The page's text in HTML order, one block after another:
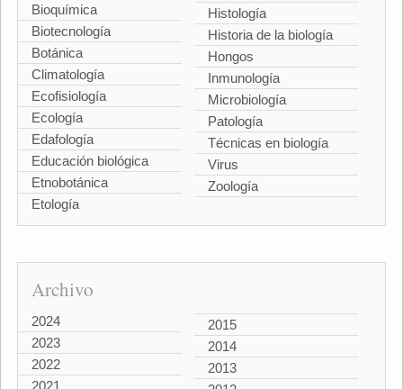
Bioquímica
Biotecnología
Botánica
Climatología
Ecofisiología
Ecología
Edafología
Educación biológica
Etnobotánica
Etología
Histología
Historia de la biología
Hongos
Inmunología
Microbiología
Patología
Técnicas en biología
Virus
Zoología
Archivo
2024
2023
2022
2021
2015
2014
2013